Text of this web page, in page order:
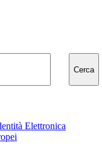
Cerca
Elettronica